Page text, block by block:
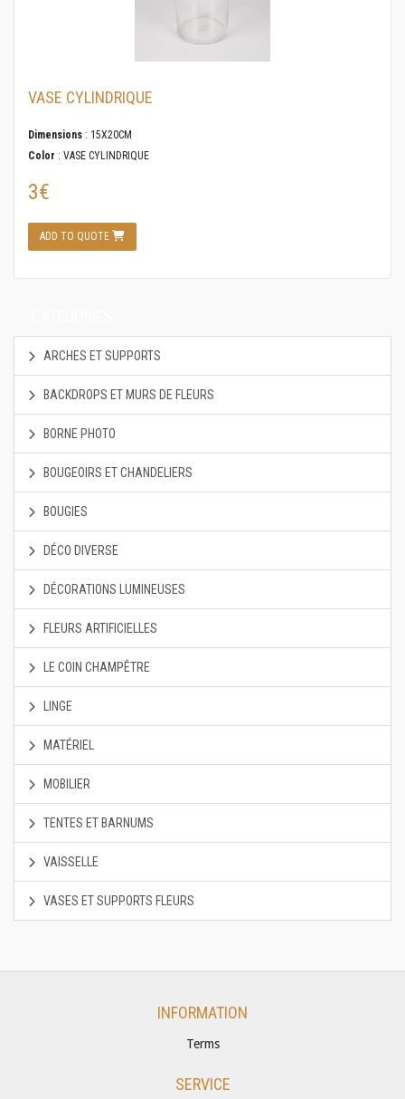
VASE CYLINDRIQUE
Dimensions : 15X20CM
Color : VASE CYLINDRIQUE
3€
ADD TO QUOTE
ARCHES ET SUPPORTS
BACKDROPS ET MURS DE FLEURS
BORNE PHOTO
BOUGEOIRS ET CHANDELIERS
BOUGIES
DÉCO DIVERSE
DÉCORATIONS LUMINEUSES
FLEURS ARTIFICIELLES
LE COIN CHAMPÊTRE
LINGE
MATÉRIEL
MOBILIER
TENTES ET BARNUMS
VAISSELLE
VASES ET SUPPORTS FLEURS
INFORMATION
Terms
SERVICE